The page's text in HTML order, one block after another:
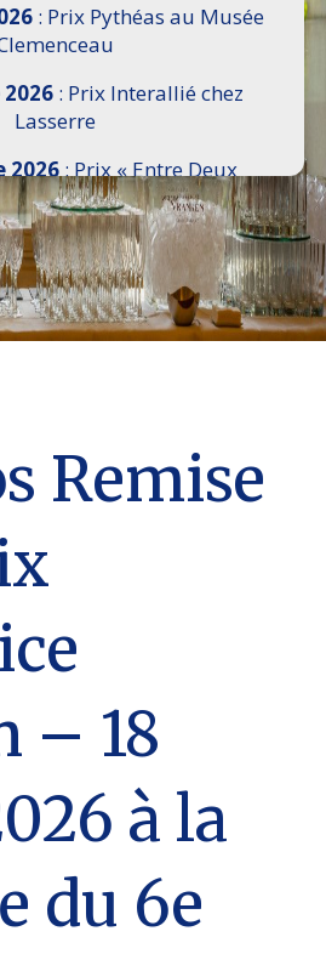
: Prix Pythéas au Musée
: Prix Interallié chez
Lasserre
2026: Prix « Entre Deux
Astutti au Sénat
:16e Salon de l’Histoire de
du Prix du Guesclin,
des Armées 8 place Saint-
Paris 8e
Remise
– 18
à la
du 6e